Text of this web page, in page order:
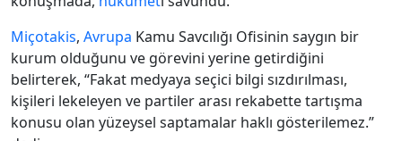
Miçotakis, Avrupa Kamu Savcılığı Ofisinin saygın bir
kurum olduğunu ve görevini yerine getirdiğini
belirterek, “Fakat medyaya seçici bilgi sızdırılması,
kişileri lekeleyen ve partiler arası rekabette tartışma
konusu olan yüzeysel saptamalar haklı gösterilemez.”